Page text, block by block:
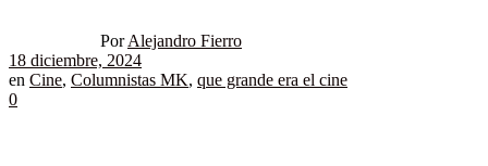
PorAlejandro Fierro
18 diciembre, 2024
en Cine, Columnistas MK, que grande era el cine
0